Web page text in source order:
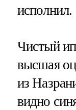
исполнил.
Чистый
высшая
из
видно